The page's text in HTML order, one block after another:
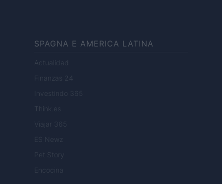
SPAGNA E AMERICA LATINA
Actualidad
Finanzas 24
Investindo 365
Think.es
Viajar 365
ES Newz
Pet Story
Encocina